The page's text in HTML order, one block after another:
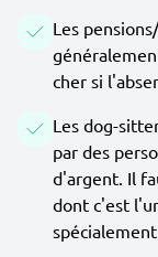
Les
cher si
Les dog-
par des
d'argent. Il
dont c'est